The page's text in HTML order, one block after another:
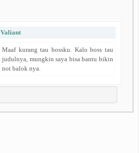
Valiant
Maaf kurang tau bossku. Kalo boss tau
judulnya, mungkin saya bisa bantu bikin
not balok nya.